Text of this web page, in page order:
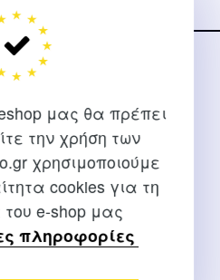
μας θα πρέπει
την χρήση των
χρησιμοποιούμε
cookies για τη
του e-shop μας
πληροφορίες
παραγγελιών μέσω του